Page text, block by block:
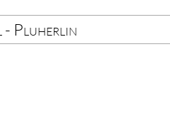
- Pluherlin